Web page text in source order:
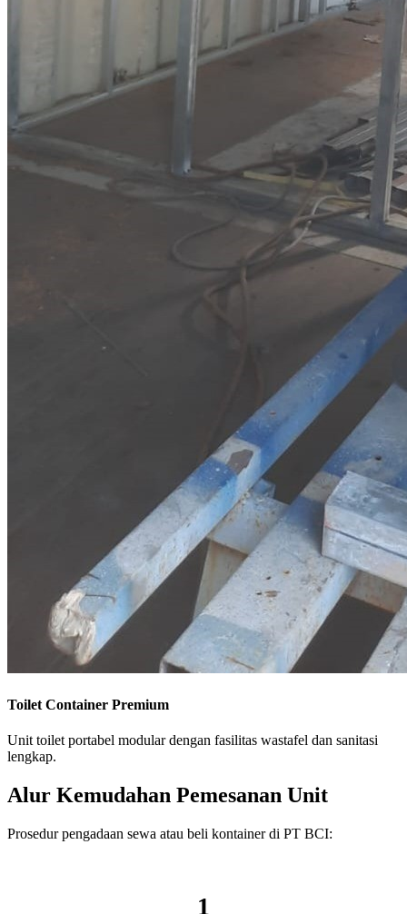
Toilet Container Premium
Unit toilet portabel modular dengan fasilitas wastafel dan sanitasi
lengkap.
Alur Kemudahan Pemesanan Unit
Prosedur pengadaan sewa atau beli kontainer di PT BCI:
1